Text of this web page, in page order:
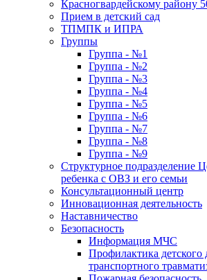
Красногвардейскому району
Прием в детский сад
ТПМПК и ИПРА
Группы
Группа - №1
Группа - №2
Группа - №3
Группа - №4
Группа - №5
Группа - №6
Группа - №7
Группа - №8
Группа - №9
Структурное подразделение
ребенка с ОВЗ и его семьи
Консультационный центр
Инновационная деятельность
Наставничество
Безопасность
Информация МЧС
Профилактика
транспортного